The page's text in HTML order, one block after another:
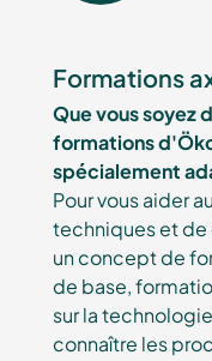
Formations
Que vous soyez
formations
spécialement
Pour vous aider
techniques et de
un concept de
de base,
sur la
connaître les